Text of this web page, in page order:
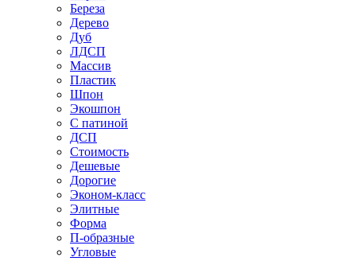
Береза
Дерево
Дуб
ЛДСП
Массив
Пластик
Шпон
Экошпон
С патиной
ДСП
Стоимость
Дешевые
Дорогие
Эконом-класс
Элитные
Форма
П-образные
Угловые